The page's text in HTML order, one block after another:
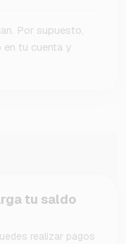
Por supuesto,
en tu cuenta y
tu saldo
realizar pagos